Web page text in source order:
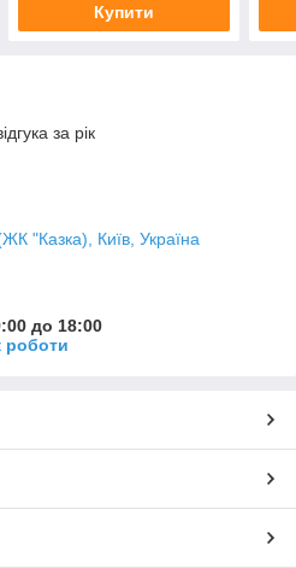
Купити
за рік
"Казка), Київ, Україна
до 18:00
роботи